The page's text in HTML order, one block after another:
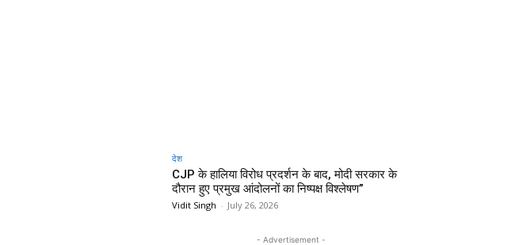
देश
CJP के हालिया विरोध प्रदर्शन के बाद, मोदी सरकार के
दौरान हुए प्रमुख आंदोलनों का निष्पक्ष विश्लेषण”
Vidit Singh - July 26, 2026
- Advertisement -